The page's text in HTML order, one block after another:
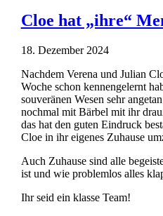
Cloe hat „ihre“
18. Dezember 2024
Nachdem Verena und Julian
Woche schon kennengelernt
souveränen Wesen sehr
nochmal mit Bärbel mit ihr
das hat den guten Eindruck
Cloe in ihr eigenes Zuhause
Auch Zuhause sind alle
ist und wie problemlos alles
Ihr seid ein klasse Team!